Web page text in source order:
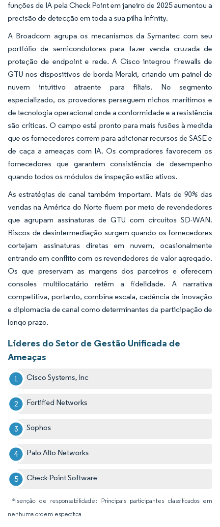
funções de IA pela Check Point em janeiro de 2025 aumentou a
precisão de detecção em toda a sua pilha Infinity.
A Broadcom agrupa os mecanismos da Symantec com seu
portfólio de semicondutores para fazer venda cruzada de
proteção de endpoint e rede. A Cisco integrou firewalls de
GTU nos dispositivos de borda Meraki, criando um painel de
nuvem intuitivo atraente para filiais. No segmento
especializado, os provedores perseguem nichos marítimos e
de tecnologia operacional onde a conformidade e a resistência
são críticas. O campo está pronto para mais fusões à medida
que os fornecedores correm para adicionar recursos de SASE e
de caça a ameaças com IA. Os compradores favorecem os
fornecedores que garantem consistência de desempenho
quando todos os módulos de inspeção estão ativos.
As estratégias de canal também importam. Mais de 90% das
vendas na América do Norte fluem por meio de revendedores
que agrupam assinaturas de GTU com circuitos SD-WAN.
Riscos de desintermediação surgem quando os fornecedores
cortejam assinaturas diretas em nuvem, ocasionalmente
entrando em conflito com os revendedores de valor agregado.
Os que preservam as margens dos parceiros e oferecem
consoles multilocatário retêm a fidelidade. A narrativa
competitiva, portanto, combina escala, cadência de inovação
e diplomacia de canal como determinantes da participação de
longo prazo.
Líderes do Setor de Gestão Unificada de
Ameaças
Cisco Systems, Inc
Fortified Networks
Sophos
Palo Alto Networks
Check Point Software
*Isenção de responsabilidade: Principais participantes classificados em
nenhuma ordem específica